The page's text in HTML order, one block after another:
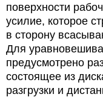
поверхности
усилие, которое
в сторону
Для
предусмотрено
состоящее из
разгрузки и